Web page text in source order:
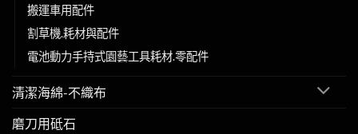
搬運車用配件
割草機.耗材與配件
電池動力手持式園藝工具耗材.零配件
清潔海綿-不織布
磨刀用砥石